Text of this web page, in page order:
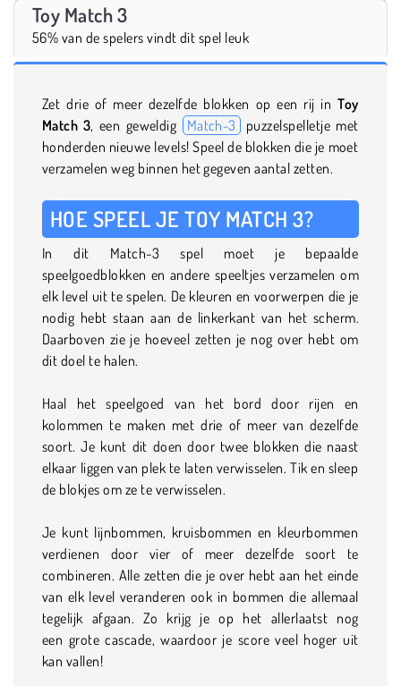
Toy Match 3
56% van de spelers vindt dit spel leuk
Zet drie of meer dezelfde blokken op een rij inToy
Match 3, een geweldig Match-3 puzzelspelletje met
honderden nieuwe levels! Speel de blokken die je moet
verzamelen weg binnen het gegeven aantal zetten.
HOE SPEEL JE TOY MATCH 3?
In dit Match-3 spel moet je bepaalde
speelgoedblokken en andere speeltjes verzamelen om
elk level uit te spelen. De kleuren en voorwerpen die je
nodig hebt staan aan de linkerkant van het scherm.
Daarboven zie je hoeveel zetten je nog over hebt om
dit doel te halen.
Haal het speelgoed van het bord door rijen en
kolommen te maken met drie of meer van dezelfde
soort. Je kunt dit doen door twee blokken die naast
elkaar liggen van plek te laten verwisselen. Tik en sleep
de blokjes om ze te verwisselen.
Je kunt lijnbommen, kruisbommen en kleurbommen
verdienen door vier of meer dezelfde soort te
combineren. Alle zetten die je over hebt aan het einde
van elk level veranderen ook in bommen die allemaal
tegelijk afgaan. Zo krijg je op het allerlaatst nog
een grote cascade, waardoor je score veel hoger uit
kan vallen!